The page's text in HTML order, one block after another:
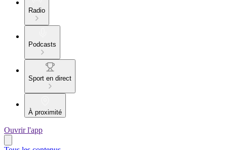
Radio
Podcasts
Sport en direct
À proximité
Ouvrir l'app